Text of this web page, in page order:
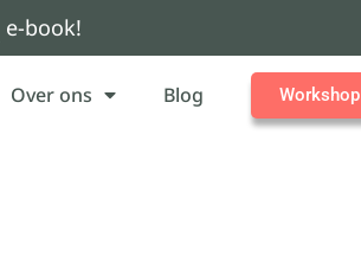
e-book!
Over ons Blog Workshop